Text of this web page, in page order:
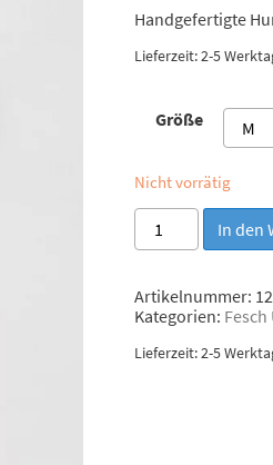
Handgefertigte
Lieferzeit: 2-5
Größe
Nicht vorrätig
Molly
Stitch
"Maritime"
Pumpkin
Menge
In den
Artikelnummer:
Kategorien:
Lieferzeit: 2-5